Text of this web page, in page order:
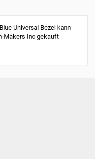
Universal Bezel kann
Makers Inc gekauft